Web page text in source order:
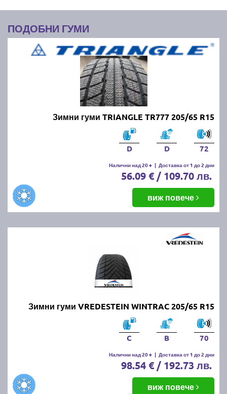
ПОДОБНИ ГУМИ
Зимни гуми TRIANGLE TR777 205/65 R15
D D 72
Налични над 20 + | Доставка от 1 до 2 дни
56.09 € / 109.70 лв.
виж повече
Зимни гуми VREDESTEIN WINTRAC 205/65 R15
C B 70
Налични над 20 + | Доставка от 1 до 2 дни
98.54 € / 192.73 лв.
виж повече